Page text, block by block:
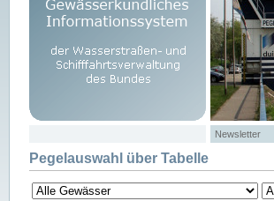
Newsletter
Pegelauswahl über Tabelle